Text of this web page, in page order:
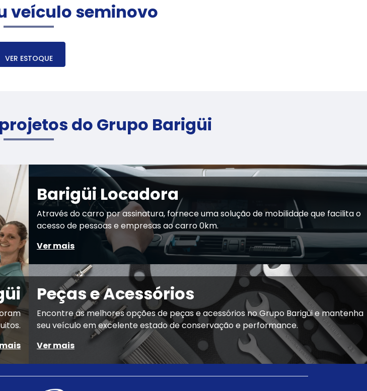
veículo seminovo
VER ESTOQUE
do Grupo Barigüi
Barigüi Locadora
Através do carro por assinatura, fornece uma solução de mobilidade que facilita o
acesso de pessoas e empresas ao carro 0km.
Ver mais
Peças e Acessórios
Encontre as melhores opções de peças e acessórios no Grupo Barigüi e mantenha
seu veículo em excelente estado de conservação e performance.
Ver mais